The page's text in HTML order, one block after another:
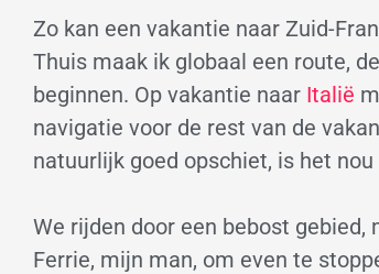
Zo kan een vakantie naar Zuid-
Thuis maak ik globaal een route,
beginnen. Op vakantie naar Italië
navigatie voor de rest van de
natuurlijk goed opschiet, is het
We rijden door een bebost
Ferrie, mijn man, om even te